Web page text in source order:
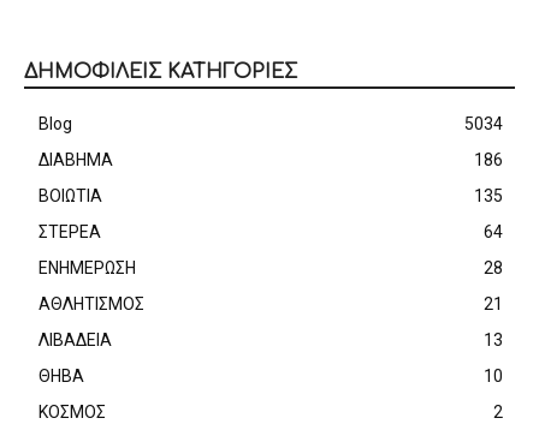
ΔΗΜΟΦΙΛΕΙΣ ΚΑΤΗΓΟΡΙΕΣ
Blog
5034
ΔΙΑΒΗΜΑ
186
ΒΟΙΩΤΙΑ
135
ΣΤΕΡΕΑ
64
ΕΝΗΜΕΡΩΣΗ
28
ΑΘΛΗΤΙΣΜΟΣ
21
ΛΙΒΑΔΕΙΑ
13
ΘΗΒΑ
10
ΚΟΣΜΟΣ
2